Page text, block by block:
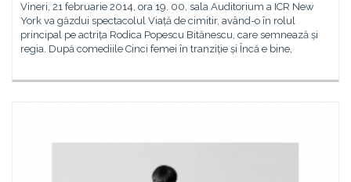
Vineri, 21 februarie 2014, ora 19. 00, sala Auditorium a ICR New
York va găzdui spectacolul Viață de cimitir, având-o în rolul
principal pe actrița Rodica Popescu Bitănescu, care semnează și
regia. După comediile Cinci femei în tranziție și Încă e bine,